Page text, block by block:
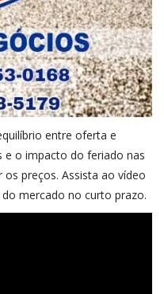
entre oferta e
o impacto do feriado nas
preços. Assista ao vídeo
mercado no curto prazo.